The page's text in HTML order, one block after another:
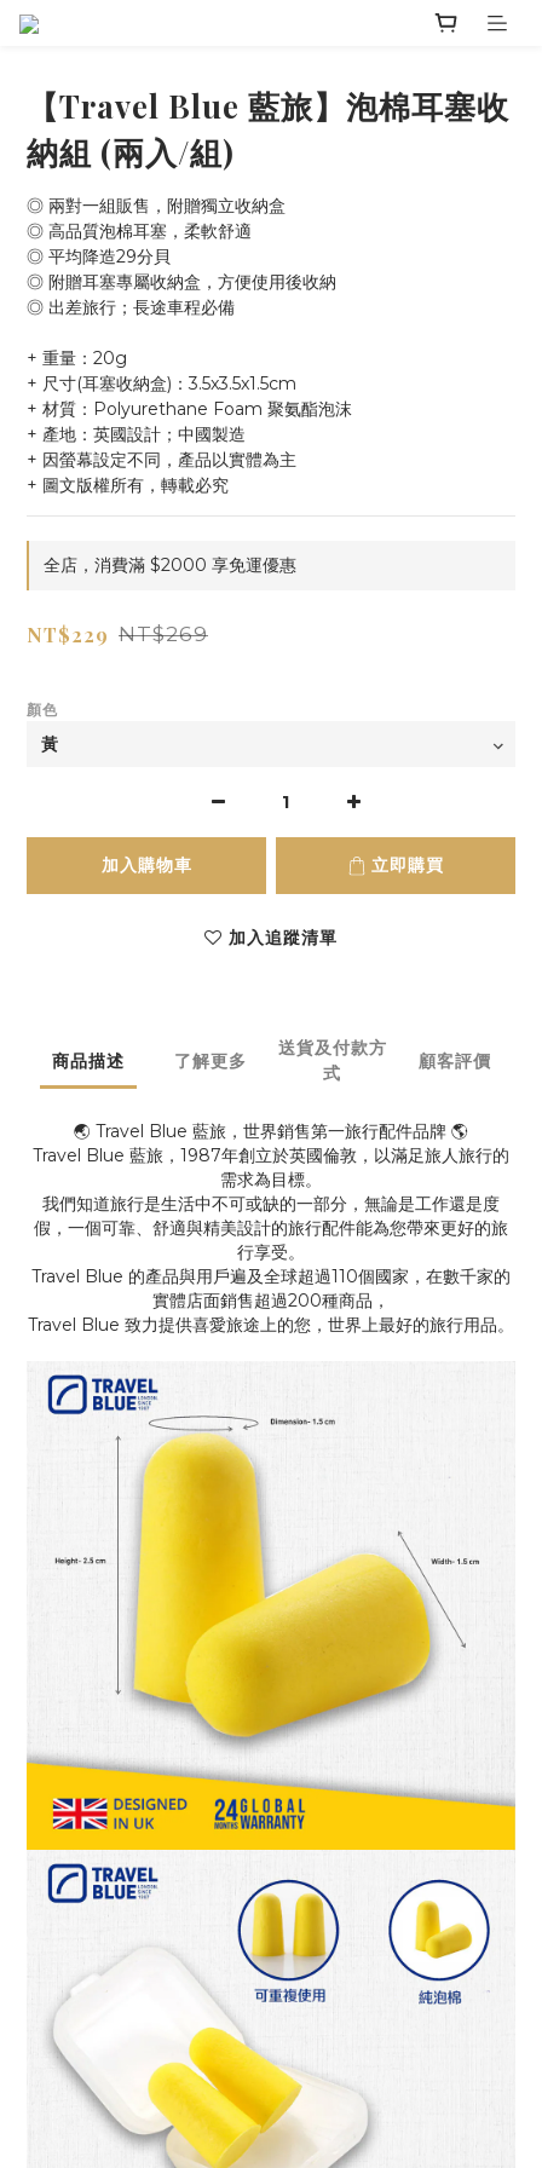
【Travel Blue 藍旅】泡棉耳塞收
納組 (兩入/組)
◎ 兩對一組販售，附贈獨立收納盒
◎ 高品質泡棉耳塞，柔軟舒適
◎ 平均降造29分貝
◎ 附贈耳塞專屬收納盒，方便使用後收納
◎ 出差旅行；長途車程必備
+ 重量：20g
+ 尺寸(耳塞收納盒)：3.5x3.5x1.5cm
+ 材質：Polyurethane Foam 聚氨酯泡沫
+ 產地：英國設計；中國製造
+ 因螢幕設定不同，產品以實體為主
+ 圖文版權所有，轉載必究
全店，消費滿 $2000 享免運優惠
NT$229 NT$269
顏色
加入購物車 立即購買
加入追蹤清單
商品描述 了解更多
送貨及付款方
式
顧客評價
🌏 Travel Blue 藍旅，世界銷售第一旅行配件品牌 🌎
Travel Blue 藍旅，1987年創立於英國倫敦，以滿足旅人旅行的
需求為目標。
我們知道旅行是生活中不可或缺的一部分，無論是工作還是度
假，一個可靠、舒適與精美設計的旅行配件能為您帶來更好的旅
行享受。
Travel Blue 的產品與用戶遍及全球超過110個國家，在數千家的
實體店面銷售超過200種商品，
Travel Blue 致力提供喜愛旅途上的您，世界上最好的旅行用品。